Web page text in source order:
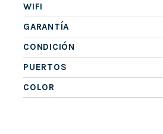
WIFI
GARANTÍA
CONDICIÓN
PUERTOS
COLOR